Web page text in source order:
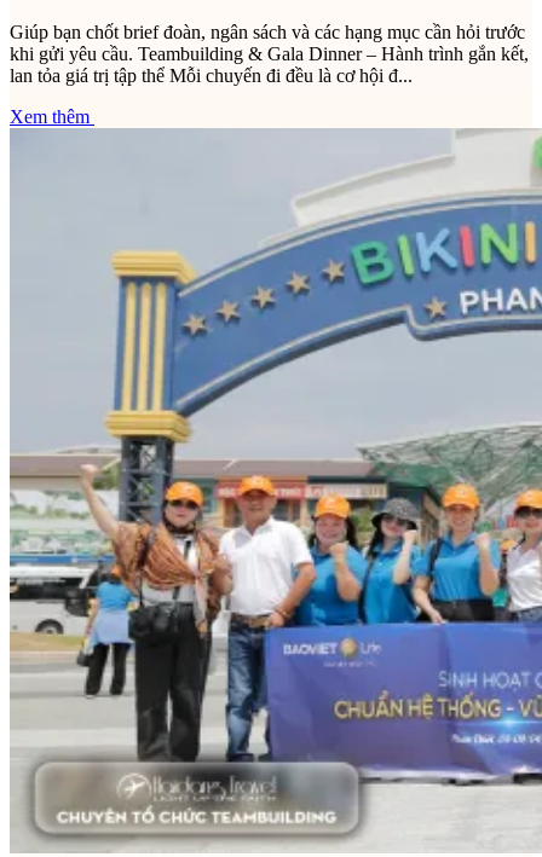
Giúp bạn chốt brief đoàn, ngân sách và các hạng mục cần hỏi trước
khi gửi yêu cầu. Teambuilding & Gala Dinner – Hành trình gắn kết,
lan tỏa giá trị tập thể Mỗi chuyến đi đều là cơ hội đ...
Xem thêm